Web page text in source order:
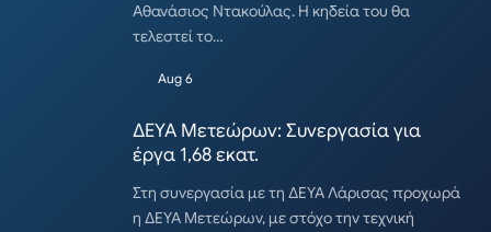
Αθανάσιος Ντακούλας. Η κηδεία του θα
τελεστεί το…
Aug 6
ΔΕΥΑ Μετεώρων: Συνεργασία για
έργα 1,68 εκατ.
Στη συνεργασία με τη ΔΕΥΑ Λάρισας προχωρά
η ΔΕΥΑ Μετεώρων, με στόχο την τεχνική